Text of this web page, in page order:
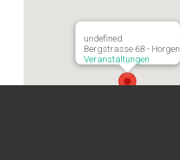
undefined
Bergstrasse 68 - Horgen
Veranstaltungen